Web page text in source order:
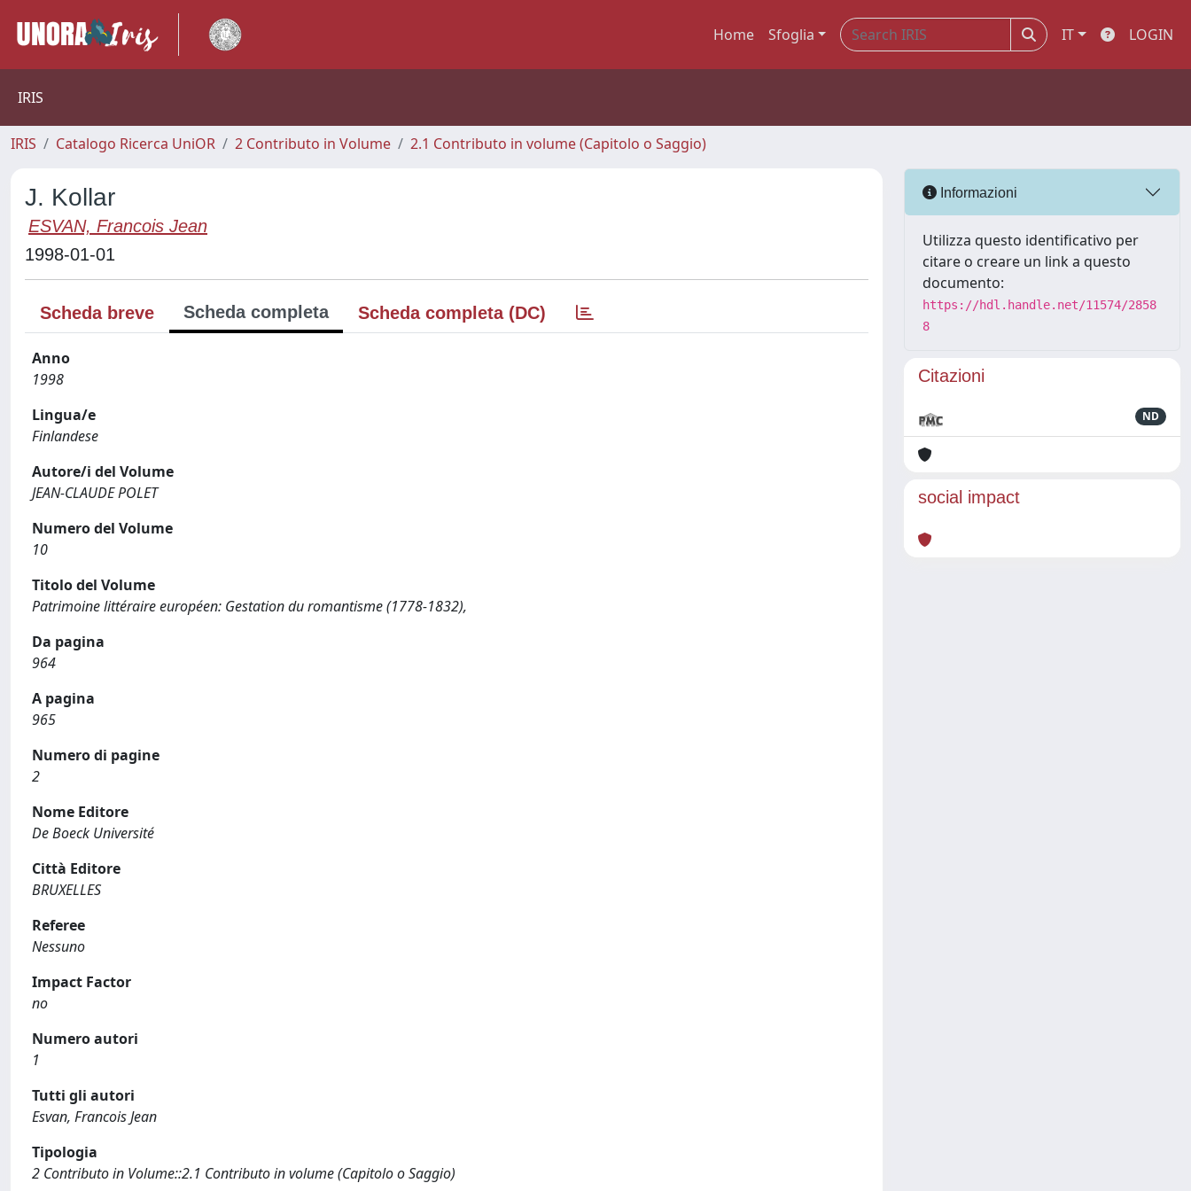
Home Sfoglia IT LOGIN
IRIS
IRIS Catalogo Ricerca UniOR 2 Contributo in Volume 2.1 Contributo in volume (Capitolo o Saggio)
J. Kollar
ESVAN, Francois Jean
1998-01-01
Scheda breve Scheda completa Scheda completa (DC)
Anno
1998
Lingua/e
Finlandese
Autore/i del Volume
JEAN-CLAUDE POLET
Numero del Volume
10
Titolo del Volume
Patrimoine littéraire européen: Gestation du romantisme (1778-1832),
Da pagina
964
A pagina
965
Numero di pagine
2
Nome Editore
De Boeck Université
Città Editore
BRUXELLES
Referee
Nessuno
Impact Factor
no
Numero autori
1
Tutti gli autori
Esvan, Francois Jean
Tipologia
2 Contributo in Volume::2.1 Contributo in volume (Capitolo o Saggio)
Informazioni
Utilizza questo identificativo per
citare o creare un link a questo
documento:
https://hdl.handle.net/11574/2858
8
Citazioni
ND
social impact